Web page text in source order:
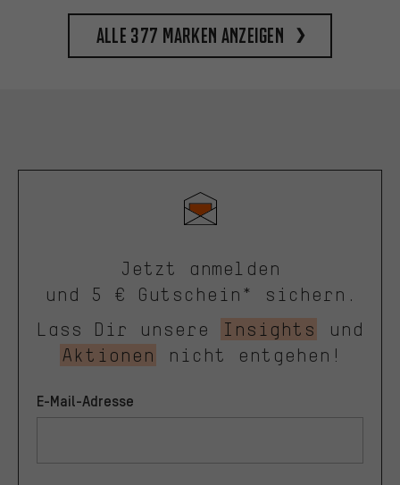
Alle 377 Marken anzeigen
Jetzt anmelden
und 5 € Gutschein* sichern.
Lass Dir unsere
Insights
und
Aktionen
nicht entgehen!
E-Mail-Adresse